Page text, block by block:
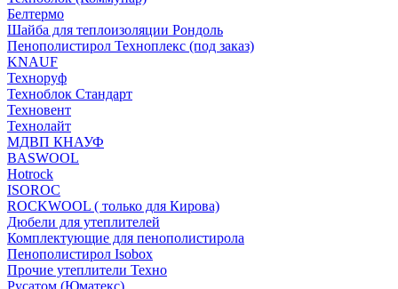
Белтермо
Шайба для теплоизоляции Рондоль
Пенополистирол Техноплекс (под заказ)
KNАUF
Технoруф
Техноблок Стандарт
Техновент
Технолайт
МДВП КНАУФ
BASWOOL
Hotrock
ISOROC
ROCKWOOL ( только для Кирова)
Дюбели для утеплителей
Комплектующие для пенополистирола
Пенополистирол Isobox
Прочие утеплители Техно
Русатом (Юматекс)